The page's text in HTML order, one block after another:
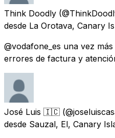
Think Doodly
desde La Orotava, Canary
@vodafone_es una vez
errores de factura y
José Luis 🇮🇨
desde Sauzal, El, Canary